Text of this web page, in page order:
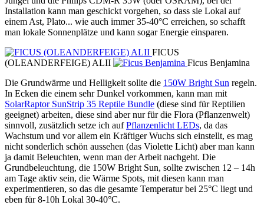
Installation kann man geschickt vorgehen, so dass sie Lokal auf
einem Ast, Plato... wie auch immer 35-40°C erreichen, so schafft
man lokale Sonnenplätze und kann sogar Energie einsparen.
FICUS
(OLEANDERFEIGE) ALII
Ficus Benjamina
Die Grundwärme und Helligkeit sollte die 150W Bright Sun regeln.
In Ecken die einem sehr Dunkel vorkommen, kann man mit
SolarRaptor SunStrip 35 Reptile Bundle (diese sind für Reptilien
geeignet) arbeiten, diese sind aber nur für die Flora (Pflanzenwelt)
sinnvoll, zusätzlich setze ich aufPflanzenlicht LEDs, da das
Wachstum und vor allem ein Kräftiger Wuchs sich einstellt, es mag
nicht sonderlich schön aussehen (das Violette Licht) aber man kann
ja damit Beleuchten, wenn man der Arbeit nachgeht. Die
Grundbeleuchtung, die 150W Bright Sun, sollte zwischen 12 – 14h
am Tage aktiv sein, die Wärme Spots, mit diesen kann man
experimentieren, so das die gesamte Temperatur bei 25°C liegt und
eben für 8-10h Lokal 30-40°C.